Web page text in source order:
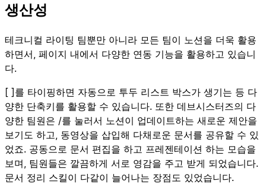
생산성
테크니컬 라이팅 팀뿐만 아니라 모든 팀이 노션을 더욱 활용
하면서, 페이지 내에서 다양한 연동 기능을 활용하고 있습니
다.
[ ]를 타이핑하면 자동으로 투두 리스트 박스가 생기는 등 다
양한 단축키를 활용할 수 있습니다. 또한 데브시스터즈의 다
양한 팀원은 /를 눌러서 노션이 업데이트하는 새로운 제안을
보기도 하고, 동영상을 삽입해 다채로운 문서를 공유할 수 있
었죠. 공동으로 문서 편집을 하고 프레젠테이션 하는 모습을
보며, 팀원들은 깔끔하게 서로 영감을 주고 받게 되었습니다.
문서 정리 스킬이 다같이 늘어나는 장점도 있었습니다.